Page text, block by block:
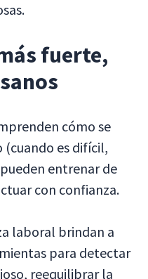
fuerte,
cómo se
es difícil,
entrenar de
con confianza.
laboral brindan a
para detectar
reequilibrar la